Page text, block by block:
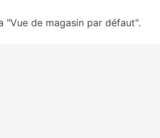
"Vue de magasin par défaut".